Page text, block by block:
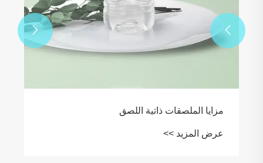
مزايا الملصقات ذاتية اللصق
عرض المزيد >>

